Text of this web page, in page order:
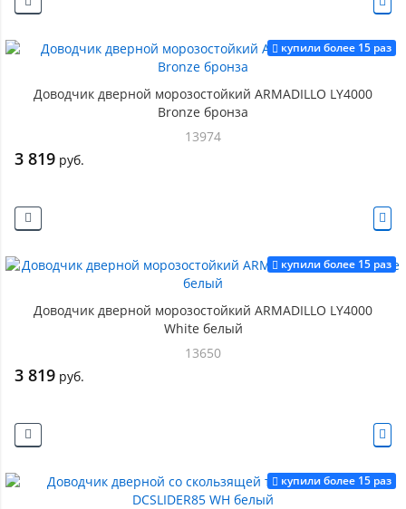
купили более 15 раз
Доводчик дверной морозостойкий ARMADILLO LY4000
Bronze бронза
13974
3 819 руб.
купили более 15 раз
Доводчик дверной морозостойкий ARMADILLO LY4000
White белый
13650
3 819 руб.
купили более 15 раз